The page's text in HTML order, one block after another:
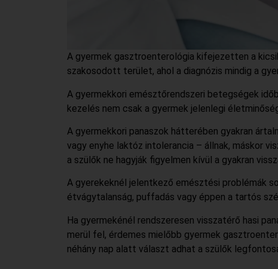
A gyermek gasztroenterológia kifejezetten a
szakosodott terület, ahol a diagnózis mindig a
A gyermekkori emésztőrendszeri betegségek
kezelés nem csak a gyermek jelenlegi
A gyermekkori panaszok hátterében gyakran
vagy enyhe laktóz intolerancia – állnak, máskor
a szülők ne hagyják figyelmen kívül a gyakran
A gyerekeknél jelentkező emésztési problémák
étvágytalanság, puffadás vagy éppen a tartós
Ha gyermekénél rendszeresen visszatérő hasi
merül fel, érdemes mielőbb gyermek
néhány nap alatt választ adhat a szülők